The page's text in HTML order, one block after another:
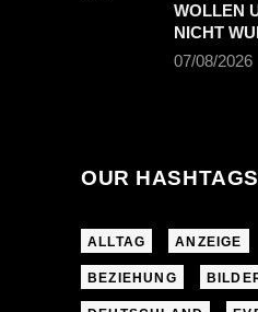
WOLLEN
NICHT
07/08/2026
OUR HASHTAGS
ALLTAG ANZEIGE
BEZIEHUNG